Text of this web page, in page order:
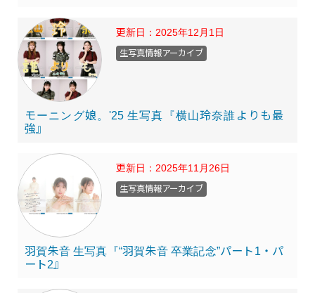
更新日： 2025年12月1日
モーニング娘。'25 生写真『横山玲奈誰よりも最
強』
生写真情報アーカイブ
更新日： 2025年11月26日
羽賀朱音 生写真『“羽賀朱音 卒業記念”パート1・パ
ート2』
生写真情報アーカイブ